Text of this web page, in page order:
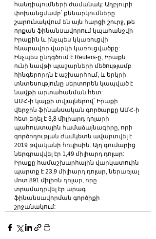
հանդիպումների ժամանակ: Աղբյուրի
փոխանցմամբ՝ քննարկումները
շարունակվում են այն հարցի շուրջ, թե
որքան ֆինանսավորում կպահանջվի
Իրաքին և ինչպես կկառուցվի
հնարավոր վարկի կառուցվածքը:
Ինչպես ընդգծում է Reuters-ը, Իրաքն
ունի նավթի պաշարների մեծությամբ
հինգերորդն է աշխարհում, և երկրի
տնտեսությունը սերտորեն կապված է
նավթի արտահանման հետ:
ԱՄՀ-ի կայքի տվյալներով՝ Իրաքի
վերջին ֆինանսական գործարքը ԱՄՀ-ի
հետ եղել է 3,8 միլիարդ դոլարի
պահուստային համաձայնագիրը, որի
գործողության ժամկետն ավարտվել է
2019 թվականի հուլիսին: Այդ գումարից
ներգրավվել էր 1,49 միլիարդ դոլար:
Իրաքը համաշխարհային վարկատուին
պարտք է 23,9 միլիարդ դոլար, ներառյալ
մոտ 891 միլիոն դոլար, որը
տրամադրվել էր արագ
ֆինանսավորման գործիքի
շրջանակում: